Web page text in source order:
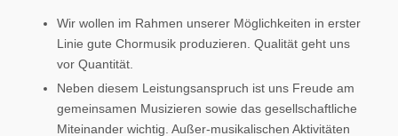
Wir wollen im Rahmen unserer Möglichkeiten in erster
Linie gute Chormusik produzieren. Qualität geht uns
vor Quantität.
Neben diesem Leistungsanspruch ist uns Freude am
gemeinsamen Musizieren sowie das gesellschaftliche
Miteinander wichtig. Außer-musikalischen Aktivitäten